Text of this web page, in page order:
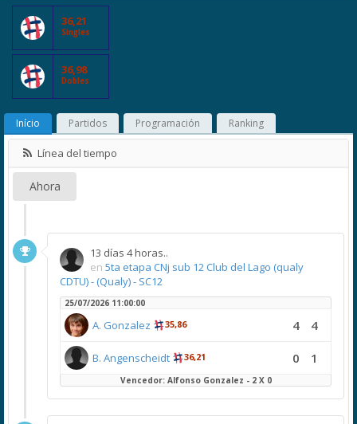
36,21
Singles
36,98
Dobles
Início Partidos Programación Ranking
Línea del tiempo
Ahora
13 días 4 horas..
en 5ta etapa CNj sub 12 Club del Lago (qualy
CDTU) - (Qualy) - SC12
25/07/2026 11:00:00
A. Gonzalez 35,86 4 4
B. Angenscheidt 36,21 0 1
Vencedor: Alfonso Gonzalez - 2 X 0